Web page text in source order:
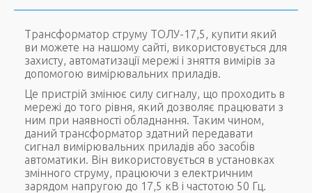
Трансформатор струму ТОЛУ-17,5, купити який
ви можете на нашому сайті, використовується для
захисту, автоматизації мережі і зняття вимірів за
допомогою вимірювальних приладів.
Це пристрій змінює силу сигналу, що проходить в
мережі до того рівня, який дозволяє працювати з
ним при наявності обладнання. Таким чином,
даний трансформатор здатний передавати
сигнал вимірювальних приладів або засобів
автоматики. Він використовується в установках
змінного струму, працюючи з електричним
зарядом напругою до 17,5 кВ і частотою 50 Гц.